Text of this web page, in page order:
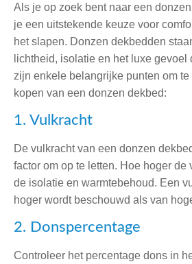
Als je op zoek bent naar een
je een uitstekende keuze voor
het slapen. Donzen dekbedden
lichtheid, isolatie en het luxe gevoel
zijn enkele belangrijke punten om
kopen van een donzen dekbed:
1. Vulkracht
De vulkracht van een donzen
factor om op te letten. Hoe hoger de
de isolatie en warmtebehoud. Een
hoger wordt beschouwd als van
2. Donspercentage
Controleer het percentage dons in